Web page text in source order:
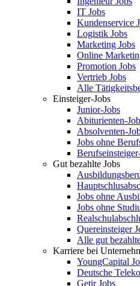
IT Jobs
Kundenservice
Logistik Jobs
Marketing Jobs
Online
Promotion Jobs
Vertrieb Jobs
Alle
Einsteiger-Jobs
Junior-Jobs
Abiturienten-
Absolventen-
Jobs ohne
Gut bezahlte Jobs
Jobs ohne
Jobs ohne
Quereinsteiger
Alle gut
Karriere bei
YoungCapital
Deutsche
Getir Jobs